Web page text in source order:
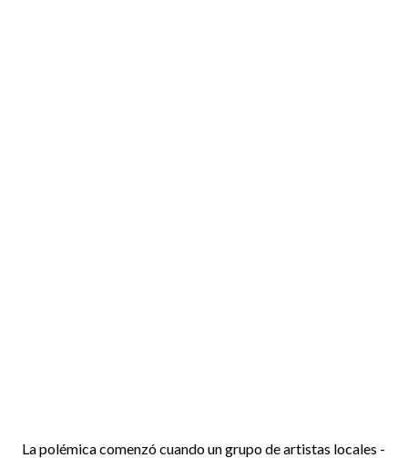
La polémica comenzó cuando un grupo de artistas locales -